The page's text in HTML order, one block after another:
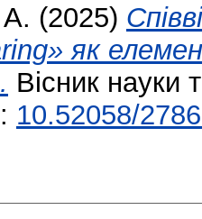
(2025)
як
Вісник
10.52058/